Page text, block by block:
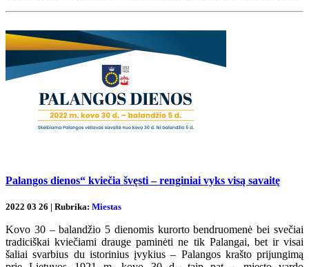
Palangos dienos“ kviečia švęsti – renginiai vyks visą savaitę
2022 03 26 | Rubrika: Miestas
Kovo 30 – balandžio 5 dienomis kurorto bendruomenė bei svečiai
tradiciškai kviečiami drauge paminėti ne tik Palangai, bet ir visai
šaliai svarbius du istorinius įvykius – Palangos krašto prijungimą